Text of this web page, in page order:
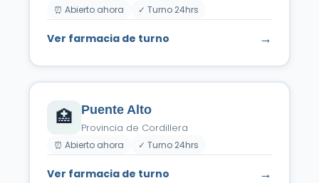
⏰ Abierto ahora ✓ Turno 24hrs
Ver farmacia de turno →
🏥 Puente Alto
Provincia de Cordillera
⏰ Abierto ahora ✓ Turno 24hrs
Ver farmacia de turno →